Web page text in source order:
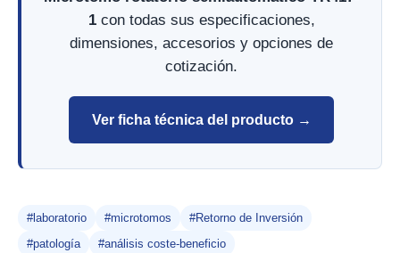
1con todas sus especificaciones,
dimensiones, accesorios y opciones de
cotización.
Ver ficha técnica del producto →
#laboratorio #microtomos
#Retorno de Inversión
#patología
#análisis coste-beneficio